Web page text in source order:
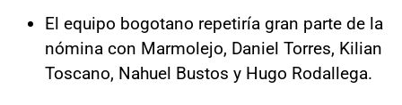
El equipo bogotano repetiría gran parte de la
nómina con Marmolejo, Daniel Torres, Kilian
Toscano, Nahuel Bustos y Hugo Rodallega.